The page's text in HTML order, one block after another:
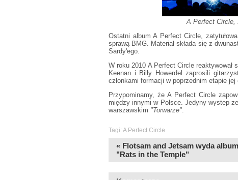
A Perfect Circle,
Ostatni album A Perfect Circle,
sprawą BMG. Materiał składa się z
Sardy'ego.
W roku 2010 A Perfect Circle reaktywował
Keenan i Billy Howerdel zaprosili
członkami formacji w poprzednim etapie jej
Przypominamy, że A Perfect Circle
między innymi w Polsce. Jedyny występ
warszawskim "Torwarze".
Tagi: A Perfect Circle
« Flotsam and Jetsam wyda album
"Rats in the Temple"